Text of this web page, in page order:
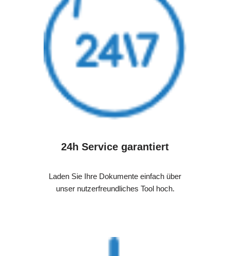
24h Service garantiert
Laden Sie Ihre Dokumente einfach über
unser nutzerfreundliches Tool hoch.